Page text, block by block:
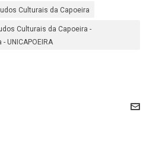
Culturais da Capoeira
Culturais da Capoeira -
UNICAPOEIRA